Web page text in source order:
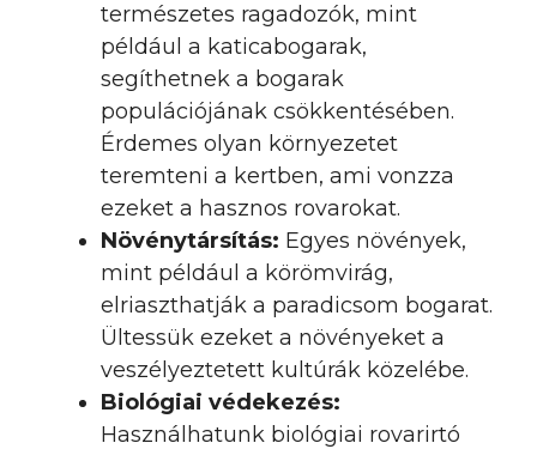
természetes ragadozók, mint
például a katicabogarak,
segíthetnek a bogarak
populációjának csökkentésében.
Érdemes olyan környezetet
teremteni a kertben, ami vonzza
ezeket a hasznos rovarokat.
Növénytársítás: Egyes növények,
mint például a körömvirág,
elriaszthatják a paradicsom bogarat.
Ültessük ezeket a növényeket a
veszélyeztetett kultúrák közelébe.
Biológiai védekezés:
Használhatunk biológiai rovarirtó